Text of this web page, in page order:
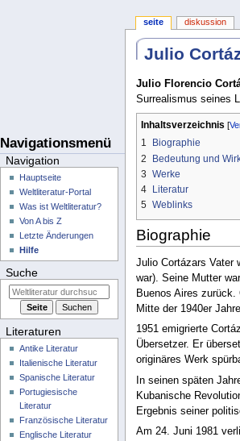
Julio
Julio Florencio
Surrealismus seines
Inhaltsverzeichnis
1
Biographie
2
Bedeutung und
3 Werke
4
Literatur
5 Weblinks
Biographie
Julio Cortázars Vater
war). Seine Mutter
Buenos Aires
Mitte der 1940er
1951 emigrierte
Übersetzer. Er
originäres Werk
In seinen späten
Kubanische
Ergebnis seiner
Am 24. Juni 1981
Navigationsmenü
seite diskussion
Navigation
Hauptseite
Weltliteratur-Portal
Was ist Weltliteratur?
Von A bis Z
Letzte Änderungen
Hilfe
Suche
Literaturen
Antike Literatur
Italienische Literatur
Spanische Literatur
Portugiesische
Literatur
Französische Literatur
Englische Literatur